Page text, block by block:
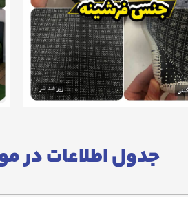
جدول اطلاعات در